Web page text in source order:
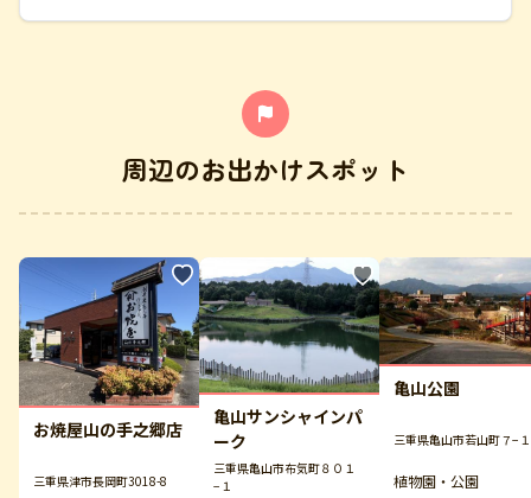
周辺のお出かけスポット
お焼屋山の手之郷店
三重県津市長岡町3018-8
亀山サンシャインパ
ーク
三重県亀山市布気町８０１
−１
亀山公園
三重県亀山市若山町７−１
植物園・公園